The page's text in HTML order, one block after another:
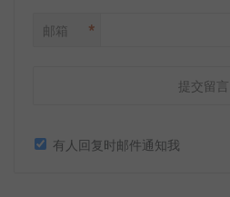
邮箱 *
有人回复时邮件通知我